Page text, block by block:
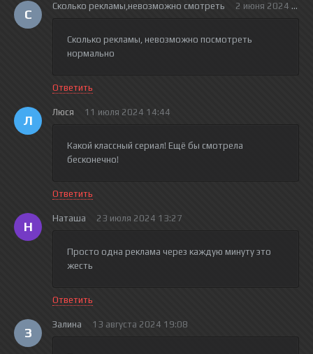
С
Сколько рекламы,невозможно смотреть 2 июня 2024
Сколько рекламы, невозможно посмотреть
нормально
Ответить
Л
Люся 11 июля 2024 14:44
Какой классный сериал! Ещё бы смотрела
бесконечно!
Ответить
Н
Наташа 23 июля 2024 13:27
Просто одна реклама через каждую минуту это
жесть
Ответить
З
Залина 13 августа 2024 19:08